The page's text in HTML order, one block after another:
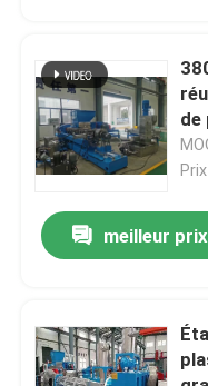
Contrôle de qualité
Contactez-nous
Nouvelles
Machine de
de
meilleur prix